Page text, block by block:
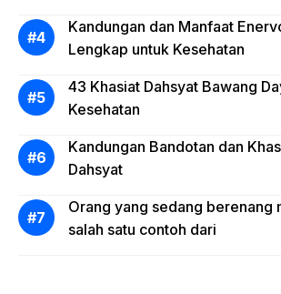
Kandungan dan Manfaat
Lengkap untuk Kesehatan
43 Khasiat Dahsyat Bawang
Kesehatan
Kandungan Bandotan dan
Dahsyat
Orang yang sedang berenang
salah satu contoh dari